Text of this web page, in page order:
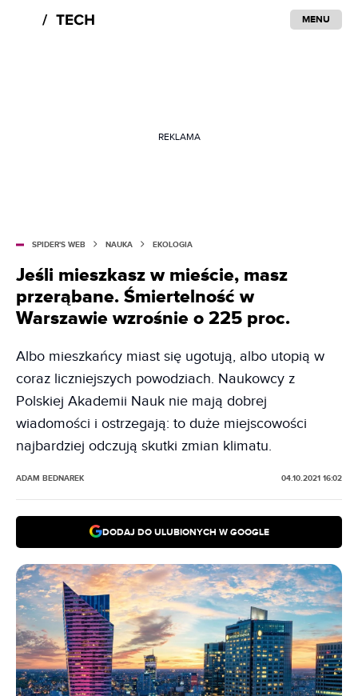
MENU
REKLAMA
SPIDER'S WEB NAUKA EKOLOGIA
Jeśli mieszkasz w mieście, masz
przerąbane. Śmiertelność w
Warszawie wzrośnie o 225 proc.
Albo mieszkańcy miast się ugotują, albo utopią w
coraz liczniejszych powodziach. Naukowcy z
Polskiej Akademii Nauk nie mają dobrej
wiadomości i ostrzegają: to duże miejscowości
najbardziej odczują skutki zmian klimatu.
ADAM BEDNAREK 04.10.2021 16:02
DODAJ DO ULUBIONYCH W GOOGLE